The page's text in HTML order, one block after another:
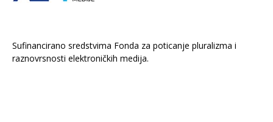
Sufinancirano sredstvima Fonda za poticanje pluralizma i
raznovrsnosti elektroničkih medija.